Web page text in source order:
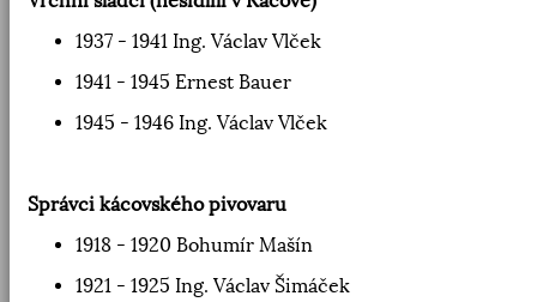
1937 - 1941 Ing. Václav Vlček
1941 - 1945 Ernest Bauer
1945 - 1946 Ing. Václav Vlček
Správci kácovského pivovaru
1918 - 1920 Bohumír Mašín
1921 - 1925 Ing. Václav Šimáček